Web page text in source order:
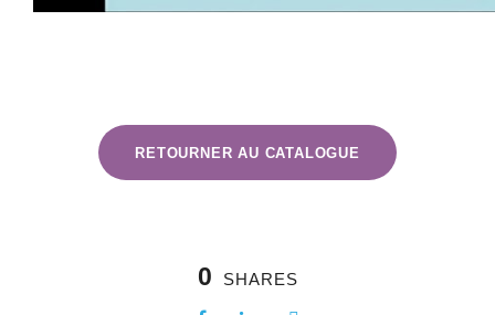
RETOURNER AU CATALOGUE
0 SHARES